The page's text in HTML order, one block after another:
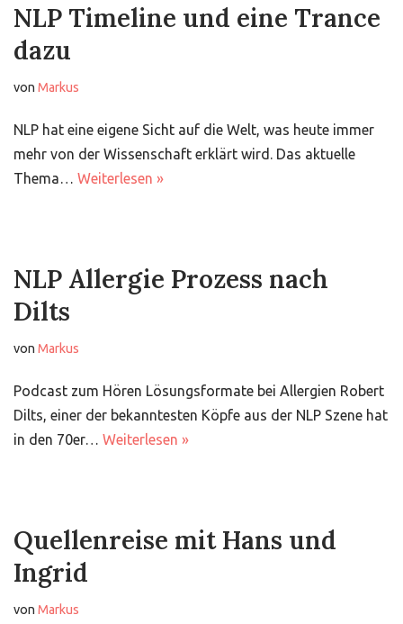
NLP Timeline und eine Trance
dazu
von Markus
NLP hat eine eigene Sicht auf die Welt, was heute immer
mehr von der Wissenschaft erklärt wird. Das aktuelle
Thema… Weiterlesen »
NLP Allergie Prozess nach
Dilts
von Markus
Podcast zum Hören Lösungsformate bei Allergien Robert
Dilts, einer der bekanntesten Köpfe aus der NLP Szene hat
in den 70er… Weiterlesen »
Quellenreise mit Hans und
Ingrid
von Markus